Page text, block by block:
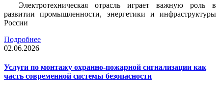
Электротехническая отрасль играет важную роль в
развитии промышленности, энергетики и инфраструктуры
России
Подробнее
02.06.2026
Услуги по монтажу охранно-пожарной сигнализации как
часть современной системы безопасности